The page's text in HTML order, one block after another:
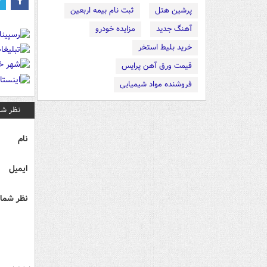
پرشین هتل
ثبت نام بیمه اربعین
آهنگ جدید
مزایده خودرو
خرید بلیط استخر
قیمت ورق آهن پرایس
فروشنده مواد شیمیایی
نظر
نام
ایمیل
نظر